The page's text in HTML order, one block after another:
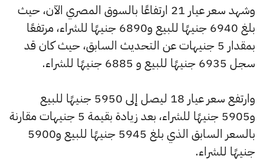
وشهد سعر عيار 21 ارتفاعًا بالسوق المصري الآن، حيث
بلغ 6940 جنيهًا للبيع و6890 جنيهًا للشراء، مرتفعًا
بمقدار 5 جنيهات عن التحديث السابق، حيث كان قد
سجل 6935 جنيهًا للبيع و 6885 جنيهًا للشراء.
وارتفع سعر عيار 18 ليصل إلى 5950 جنيهًا للبيع
و5905 جنيهًا للشراء، بعد زيادة بقيمة 5 جنيهات مقارنة
بالسعر السابق الذي بلغ 5945 جنيهًا للبيع و5900
جنيهًا للشراء.